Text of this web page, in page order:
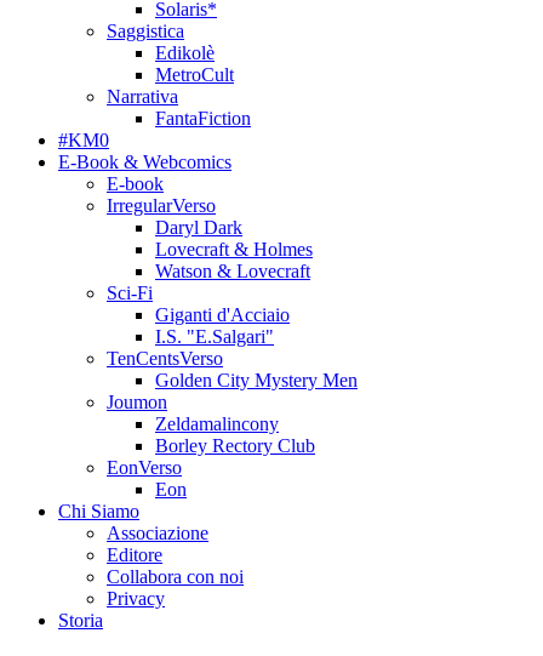
Solaris*
Saggistica
Edikolè
MetroCult
Narrativa
FantaFiction
#KM0
E-Book & Webcomics
E-book
IrregularVerso
Daryl Dark
Lovecraft & Holmes
Watson & Lovecraft
Sci-Fi
Giganti d'Acciaio
I.S. "E.Salgari"
TenCentsVerso
Golden City Mystery Men
Joumon
Zeldamalincony
Borley Rectory Club
EonVerso
Eon
Chi Siamo
Associazione
Editore
Collabora con noi
Privacy
Storia